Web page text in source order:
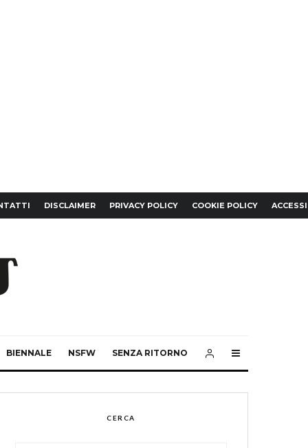
DISCLAIMER PRIVACY POLICY COOKIE POLICY
BIENNALE NSFW SENZA RITORNO
CERCA